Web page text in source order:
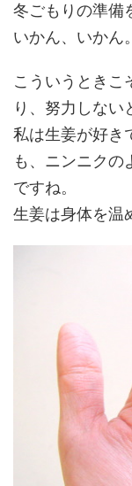
冬ごもりの準備
いかん、いかん。
こういうときこ
り、努力しない
私は生姜が好き
も、ニンニクの
ですね。
生姜は身体を温